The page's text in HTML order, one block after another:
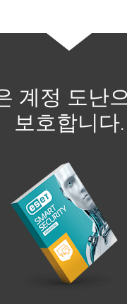
계정 도난
보호합니다.